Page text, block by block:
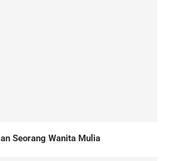
Seorang Wanita Mulia